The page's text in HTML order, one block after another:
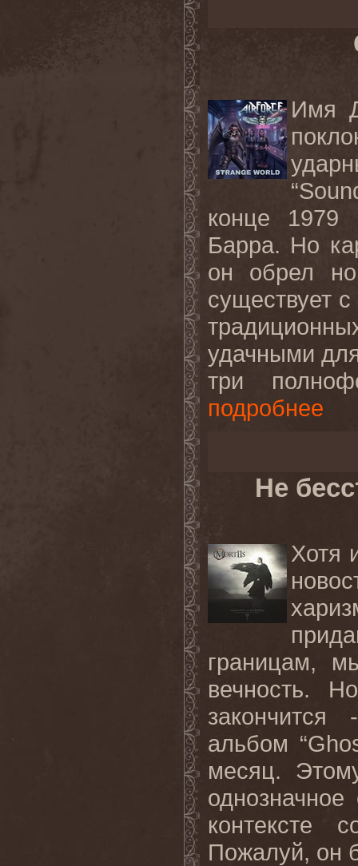
Имя
конце 1979
Барра. Но
он обрел
существует
удачными
три
подробнее
Не
Хотя
границам,
вечность.
альбом
месяц.
контексте
Пожалуй, он